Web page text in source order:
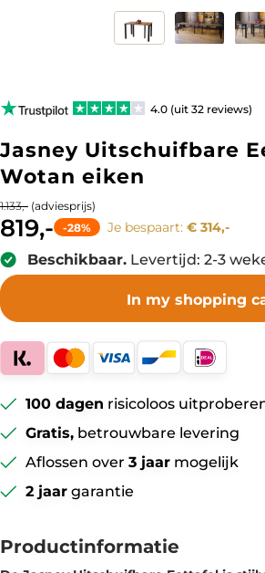
Productinformatie
4.0 (uit 32 reviews)
Jasney Uitschuifbare
Wotan eiken
1.133,- (adviesprijs)
819,- -28% Je bespaart: € 314,-
Beschikbaar. Levertijd: 2-3
In my shopping
100 dagen risicoloos
Gratis, betrouwbare levering
Aflossen over 3 jaar mogelijk
2 jaargarantie